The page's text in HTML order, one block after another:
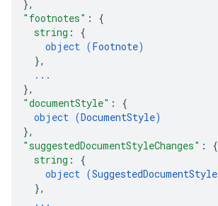
},
"footnotes" : {
string : {
object (Footnote)
},
...
},
"documentStyle" : {
object (DocumentStyle)
},
"suggestedDocumentStyleChanges" : {
string : {
object (SuggestedDocumentStyle
},
...